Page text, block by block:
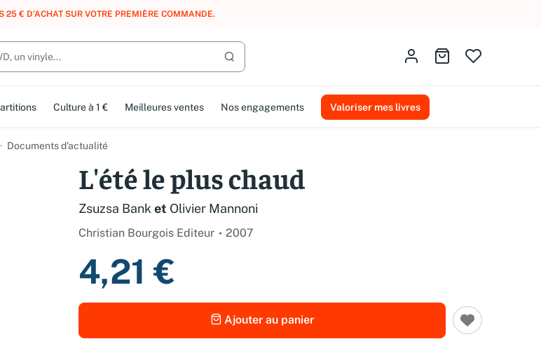
:REJOIGNEZ GRATUITEMENT LE CLUB AMMAREAL.
Lancer la recherche
Identifiez-vousAller au panier
Culture à 1 € Meilleures ventes Nos engagements Valoriser mes livres
Documents d'actualité
L'été le plus chaud
Zsuzsa Bank et Olivier Mannoni
Christian Bourgois Editeur 2007
4,21 €
Ajouter au panier